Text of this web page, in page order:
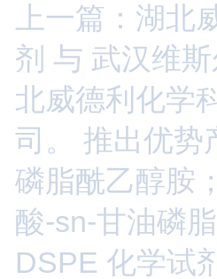
上一篇：湖北
剂 与 武汉维
北威德利化学
司。 推出优势
磷脂酰乙醇胺
酸-sn-甘油磷
DSPE 化学试